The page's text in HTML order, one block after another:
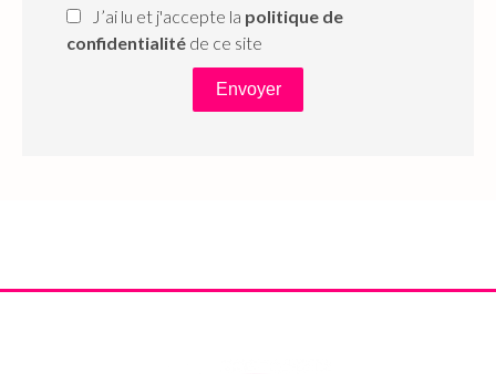
J’ai lu et j'accepte la politique de
confidentialité de ce site
Envoyer